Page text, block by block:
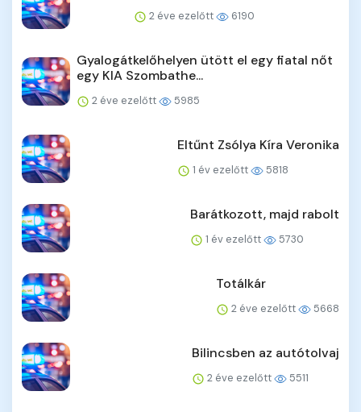
2 éve ezelőtt 6190
Gyalogátkelőhelyen ütött el egy fiatal nőt
egy KIA Szombathe...
2 éve ezelőtt 5985
Eltűnt Zsólya Kíra Veronika
1 év ezelőtt 5818
Barátkozott, majd rabolt
1 év ezelőtt 5730
Totálkár
2 éve ezelőtt 5668
Bilincsben az autótolvaj
2 éve ezelőtt 5511